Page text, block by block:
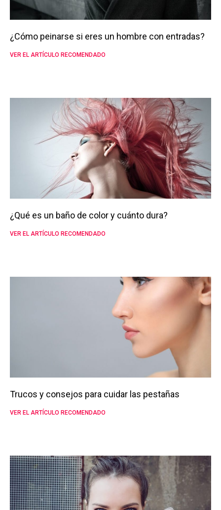
¿Cómo peinarse si eres un hombre con entradas?
VER EL ARTÍCULO RECOMENDADO
¿Qué es un baño de color y cuánto dura?
VER EL ARTÍCULO RECOMENDADO
Trucos y consejos para cuidar las pestañas
VER EL ARTÍCULO RECOMENDADO